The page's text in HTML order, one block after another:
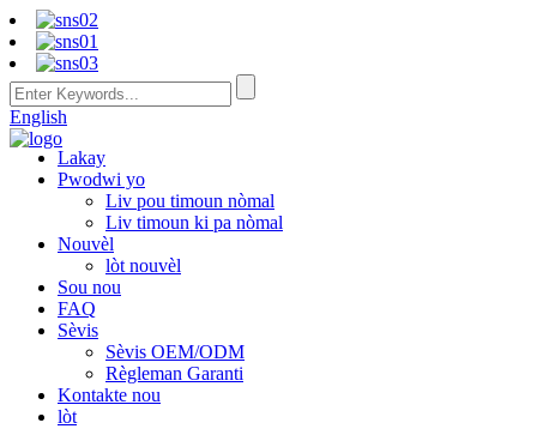
English
Lakay
Pwodwi yo
Liv pou timoun nòmal
Liv timoun ki pa nòmal
Nouvèl
lòt nouvèl
Sou nou
FAQ
Sèvis
Sèvis OEM/ODM
Règleman Garanti
Kontakte nou
lòt